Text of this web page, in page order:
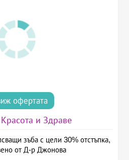
офертата
Красота и Здраве
зъба с цели 30% отстъпка,
от Д-р Джонова